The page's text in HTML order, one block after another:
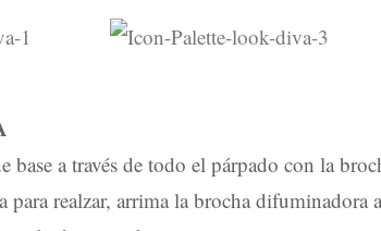
base a través de todo el párpado con la
realzar, arrima la brocha difuminadora